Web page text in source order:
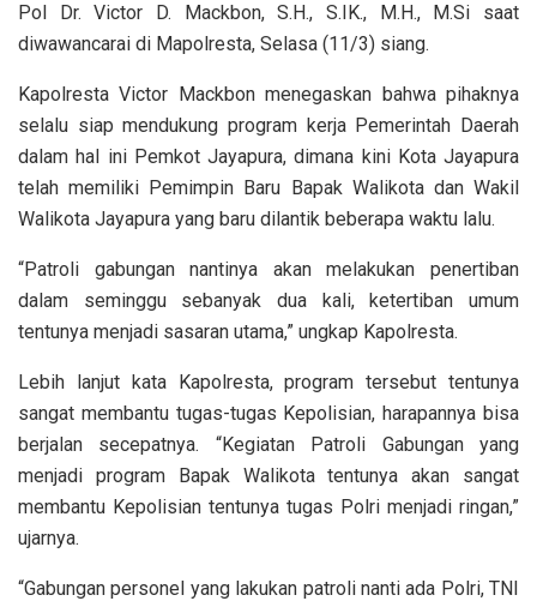
Pol Dr. Victor D. Mackbon, S.H., S.IK., M.H., M.Si saat
diwawancarai di Mapolresta, Selasa (11/3) siang.
Kapolresta Victor Mackbon menegaskan bahwa pihaknya
selalu siap mendukung program kerja Pemerintah Daerah
dalam hal ini Pemkot Jayapura, dimana kini Kota Jayapura
telah memiliki Pemimpin Baru Bapak Walikota dan Wakil
Walikota Jayapura yang baru dilantik beberapa waktu lalu.
“Patroli gabungan nantinya akan melakukan penertiban
dalam seminggu sebanyak dua kali, ketertiban umum
tentunya menjadi sasaran utama,” ungkap Kapolresta.
Lebih lanjut kata Kapolresta, program tersebut tentunya
sangat membantu tugas-tugas Kepolisian, harapannya bisa
berjalan secepatnya. “Kegiatan Patroli Gabungan yang
menjadi program Bapak Walikota tentunya akan sangat
membantu Kepolisian tentunya tugas Polri menjadi ringan,”
ujarnya.
“Gabungan personel yang lakukan patroli nanti ada Polri, TNI